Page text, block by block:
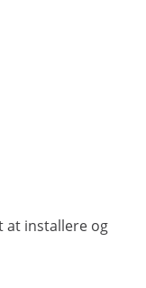
at installere og